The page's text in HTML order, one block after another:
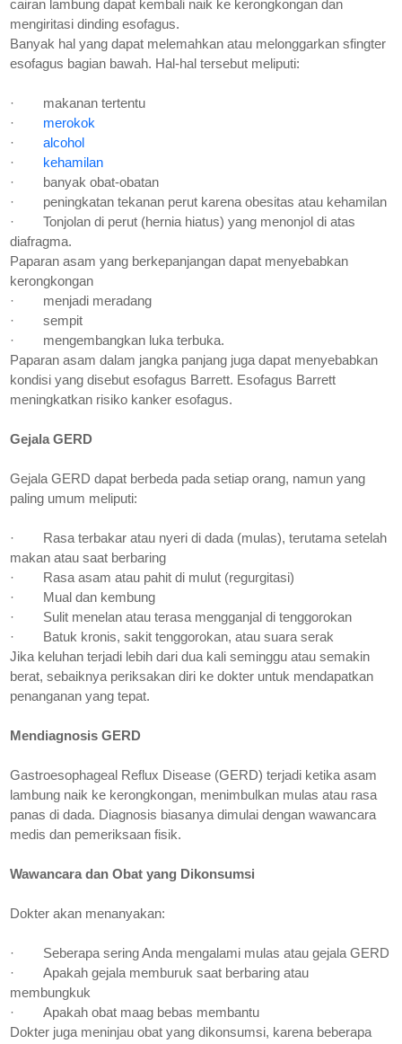
cairan lambung dapat kembali naik ke kerongkongan dan
mengiritasi dinding esofagus.
Banyak hal yang dapat melemahkan atau melonggarkan sfingter
esofagus bagian bawah. Hal-hal tersebut meliputi:
·
makanan tertentu
·
merokok
·
alcohol
·
kehamilan
·
banyak obat-obatan
·
peningkatan tekanan perut karena obesitas atau kehamilan
·
Tonjolan di perut (hernia hiatus) yang menonjol di atas
diafragma.
Paparan asam yang berkepanjangan dapat menyebabkan
kerongkongan
·
menjadi meradang
·
sempit
·
mengembangkan luka terbuka.
Paparan asam dalam jangka panjang juga dapat menyebabkan
kondisi yang disebut esofagus Barrett. Esofagus Barrett
meningkatkan risiko kanker esofagus.
Gejala GERD
Gejala GERD dapat berbeda pada setiap orang, namun yang
paling umum meliputi:
·
Rasa terbakar atau nyeri di dada (mulas), terutama setelah
makan atau saat berbaring
·
Rasa asam atau pahit di mulut (regurgitasi)
·
Mual dan kembung
·
Sulit menelan atau terasa mengganjal di tenggorokan
·
Batuk kronis, sakit tenggorokan, atau suara serak
Jika keluhan terjadi lebih dari dua kali seminggu atau semakin
berat, sebaiknya periksakan diri ke dokter untuk mendapatkan
penanganan yang tepat.
Mendiagnosis GERD
Gastroesophageal Reflux Disease (GERD) terjadi ketika asam
lambung naik ke kerongkongan, menimbulkan mulas atau rasa
panas di dada. Diagnosis biasanya dimulai dengan wawancara
medis dan pemeriksaan fisik.
Wawancara dan Obat yang Dikonsumsi
Dokter akan menanyakan:
·
Seberapa sering Anda mengalami mulas atau gejala GERD
·
Apakah gejala memburuk saat berbaring atau
membungkuk
·
Apakah obat maag bebas membantu
Dokter juga meninjau obat yang dikonsumsi, karena beberapa